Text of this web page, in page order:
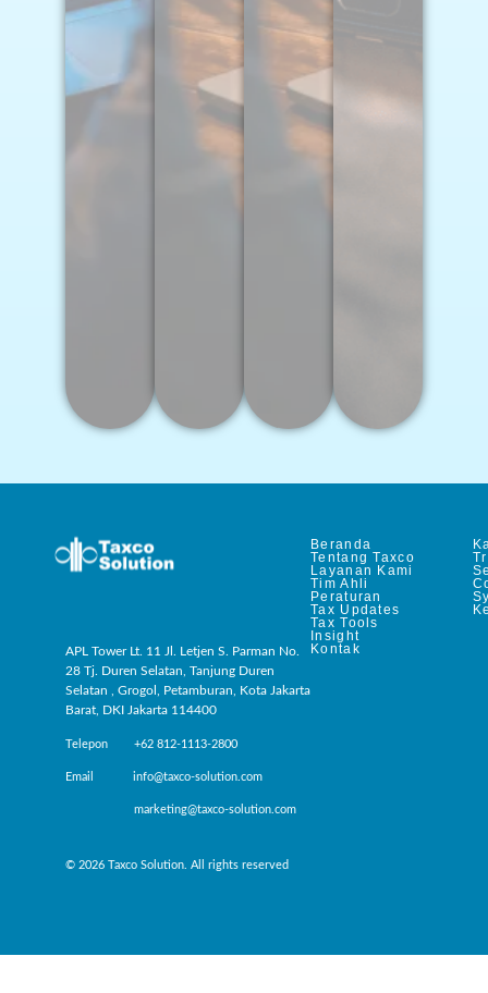
APL Tower Lt. 11 Jl. Letjen S. Parman No.
28 Tj. Duren Selatan, Tanjung Duren
Selatan , Grogol, Petamburan, Kota Jakarta
Barat, DKI Jakarta 114400
Telepon +62 812-1113-2800
Email info@taxco-solution.com
marketing@taxco-solution.com
© 2026 Taxco Solution. All rights reserved
Beranda
Tentang Taxco
Layanan Kami
Tim Ahli
Peraturan
Tax Updates
Tax Tools
Insight
Kontak